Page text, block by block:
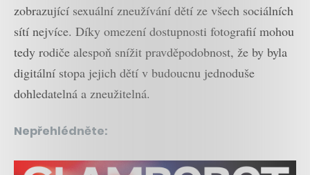
zobrazující sexuální zneužívání dětí ze všech sociálních
sítí nejvíce. Díky omezení dostupnosti fotografií mohou
tedy rodiče alespoň snížit pravděpodobnost, že by byla
digitální stopa jejich dětí v budoucnu jednoduše
dohledatelná a zneužitelná.
Nepřehlédněte: